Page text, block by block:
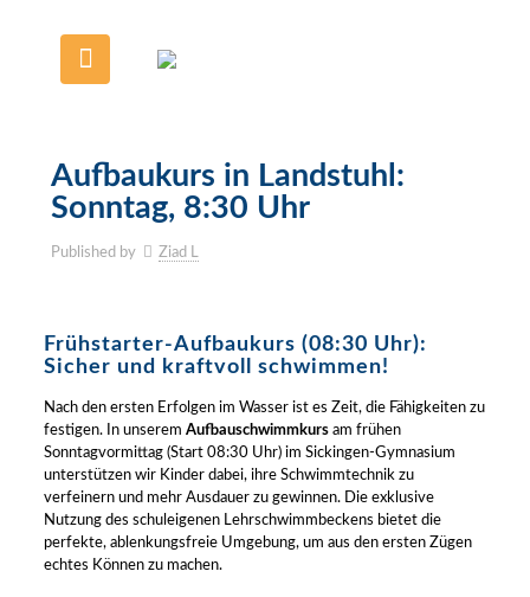
Aufbaukurs in Landstuhl:
Sonntag, 8:30 Uhr
Published by Ziad L
Frühstarter-Aufbaukurs (08:30 Uhr):
Sicher und kraftvoll schwimmen!
Nach den ersten Erfolgen im Wasser ist es Zeit, die Fähigkeiten zu
festigen. In unserem Aufbauschwimmkursam frühen
Sonntagvormittag (Start 08:30 Uhr) im Sickingen-Gymnasium
unterstützen wir Kinder dabei, ihre Schwimmtechnik zu
verfeinern und mehr Ausdauer zu gewinnen. Die exklusive
Nutzung des schuleigenen Lehrschwimmbeckens bietet die
perfekte, ablenkungsfreie Umgebung, um aus den ersten Zügen
echtes Können zu machen.